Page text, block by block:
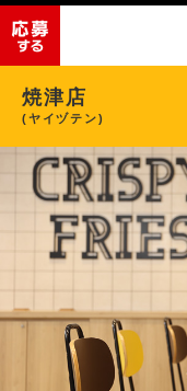
焼津店
(ヤイヅテン)